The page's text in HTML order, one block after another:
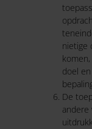
nietige
doel
De
andere